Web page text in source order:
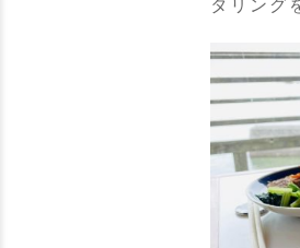
タリング